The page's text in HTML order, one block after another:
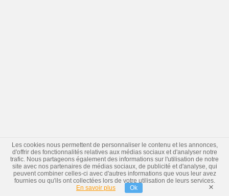
Les cookies nous permettent de personnaliser le contenu et les annonces,
d'offrir des fonctionnalités relatives aux médias sociaux et d'analyser notre
trafic. Nous partageons également des informations sur l'utilisation de notre
site avec nos partenaires de médias sociaux, de publicité et d'analyse, qui
peuvent combiner celles-ci avec d'autres informations que vous leur avez
fournies ou qu'ils ont collectées lors de votre utilisation de leurs services.
En savoir plus
Ok ×